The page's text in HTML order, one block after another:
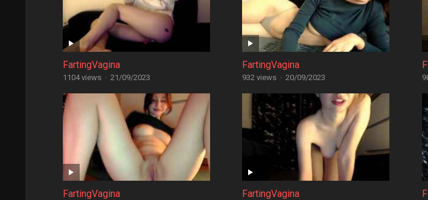
FartingVagina
1104 views · 21/09/2023
FartingVagina
932 views · 20/09/2023
FartingVagina FartingVagina